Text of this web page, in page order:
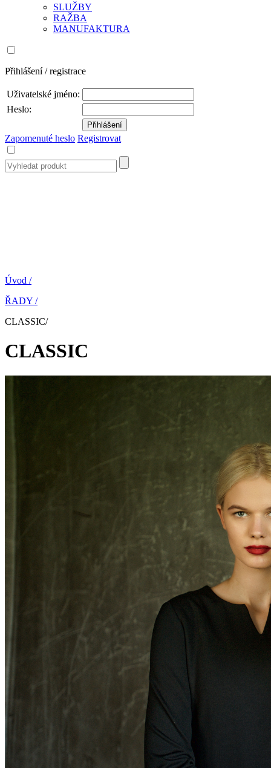
SLUŽBY
RAŽBA
MANUFAKTURA
Přihlášení / registrace
Uživatelské jméno:
Heslo:
Zapomenuté heslo Registrovat
Úvod /
ŘADY /
CLASSIC/
CLASSIC